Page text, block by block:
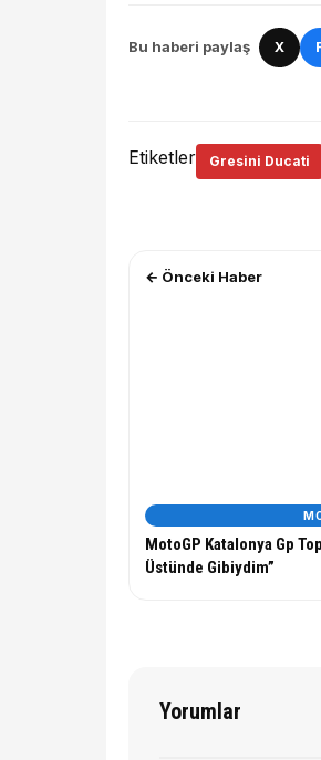
Bu haberi paylaş X
Etiketler Gresini Ducati
← Önceki Haber
MotoGP Katalonya Gp
Üstünde Gibiydim”
Yorumlar